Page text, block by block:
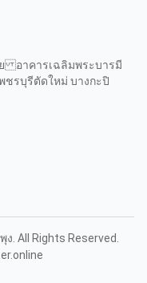
อาคารเฉลิมพระบารมี
ชรบุรีตัดใหม่ บางกะปิ
. All Rights Reserved.